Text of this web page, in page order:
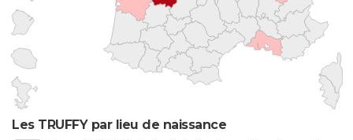
Les TRUFFY par lieu de naissance